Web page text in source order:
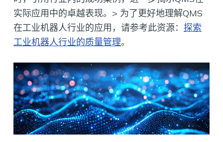
实际应用中的卓越表现。> 为了更好地理解QMS
在工业机器人行业的应用，请参考此资源： 探索
工业机器人行业的质量管理。